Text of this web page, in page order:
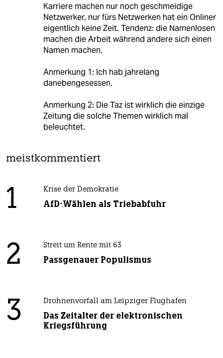
Karriere machen nur noch geschmeidige
Netzwerker, nur fürs Netzwerken hat ein Onliner
eigentlich keine Zeit. Tendenz: die Namenlosen
machen die Arbeit während andere sich einen
Namen machen.
Anmerkung 1: Ich hab jahrelang
danebengesessen.
Anmerkung 2: Die Taz ist wirklich die einzige
Zeitung die solche Themen wirklich mal
beleuchtet.
meistkommentiert
1 Krise der Demokratie
AfD-Wählen als Triebabfuhr
2 Streit um Rente mit 63
Passgenauer Populismus
3 Drohnenvorfall am Leipziger Flughafen
Das Zeitalter der elektronischen
Kriegsführung